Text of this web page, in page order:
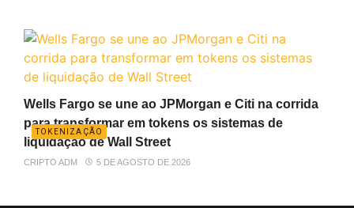
TOKENIZAÇÃO
Wells Fargo se une ao JPMorgan e Citi na corrida
para transformar em tokens os sistemas de
liquidação de Wall Street
CRIPTO ADM 5 DE AGOSTO DE 2026